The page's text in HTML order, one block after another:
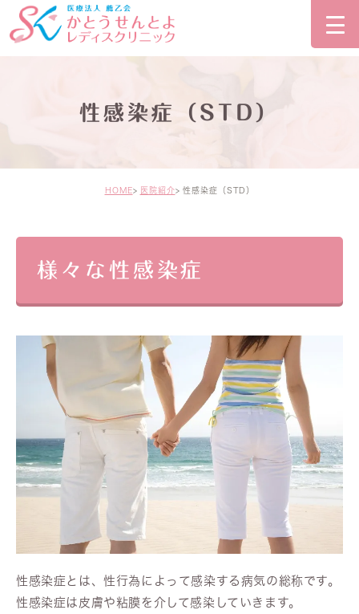
性感染症（STD）
HOME 医院紹介 性感染症（STD）
様々な性感染症
性感染症とは、性行為によって感染する病気の総称です。
性感染症は皮膚や粘膜を介して感染していきます。